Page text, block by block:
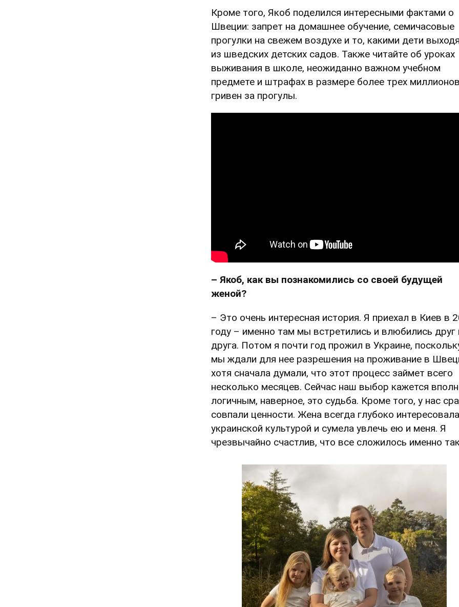
Кроме того, Якоб поделился интересными фактами о
Швеции: запрет на домашнее обучение, семичасовые
прогулки на свежем воздухе и то, какими дети
из шведских детских садов. Также читайте об уроках
выживания в школе, неожиданно важном учебном
предмете и штрафах в размере более трех
гривен за прогулы.
– Якоб, как вы познакомились со своей будущей
женой?
– Это очень интересная история. Я приехал в Киев в
году – именно там мы встретились и влюбились друг
друга. Потом я почти год прожил в Украине,
мы ждали для нее разрешения на проживание в
хотя сначала думали, что этот процесс займет всего
несколько месяцев. Сейчас наш выбор кажется
логичным, наверное, это судьба. Кроме того, у нас
совпали ценности. Жена всегда глубоко
украинской культурой и сумела увлечь ею и меня. Я
чрезвычайно счастлив, что все сложилось именно